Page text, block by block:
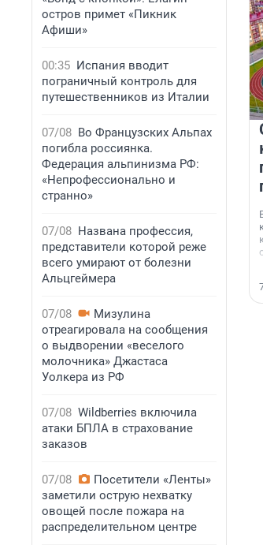
остров примет «Пикник
Афиши»
00:35 Испания вводит
пограничный контроль для
путешественников из Италии
07/08 Во Французских Альпах
погибла россиянка.
Федерация альпинизма РФ:
«Непрофессионально и
странно»
07/08 Названа профессия,
представители которой реже
всего умирают от болезни
Альцгеймера
07/08
Мизулина
отреагировала на сообщения
о выдворении «веселого
молочника» Джастаса
Уолкера из РФ
07/08 Wildberries включила
атаки БПЛА в страхование
заказов
07/08
Посетители «Ленты»
заметили острую нехватку
овощей после пожара на
распределительном центре